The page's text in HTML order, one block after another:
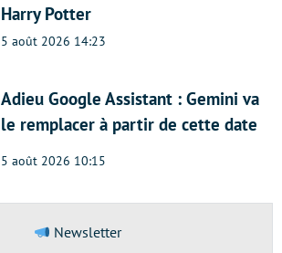
Harry Potter
5 août 2026 14:23
Adieu Google Assistant : Gemini va
le remplacer à partir de cette date
5 août 2026 10:15
Newsletter